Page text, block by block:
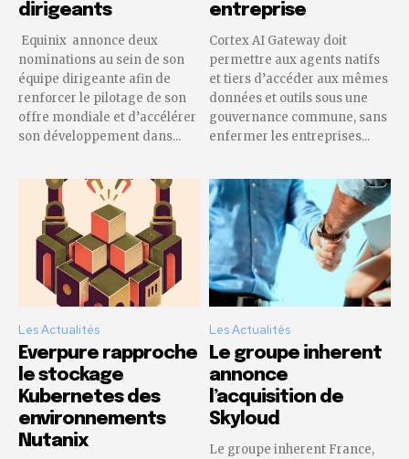
dirigeants
Equinix annonce deux
nominations au sein de son
équipe dirigeante afin de
renforcer le pilotage de son
offre mondiale et d’accélérer
son développement dans...
entreprise
Cortex AI Gateway doit
permettre aux agents natifs
et tiers d’accéder aux mêmes
données et outils sous une
gouvernance commune, sans
enfermer les entreprises...
Les Actualités
Everpure rapproche
le stockage
Kubernetes des
environnements
Nutanix
Les Actualités
Le groupe inherent
annonce
l’acquisition de
Skyloud
Le groupe inherent France,